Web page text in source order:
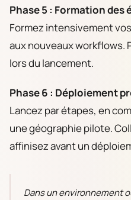
Phase 5 : Formation des
Formez intensivement
aux nouveaux workflows.
lors du lancement.
Phase 6 : Déploiement
Lancez par étapes, en
une géographie pilote.
affinisez avant un
Dans un environnement